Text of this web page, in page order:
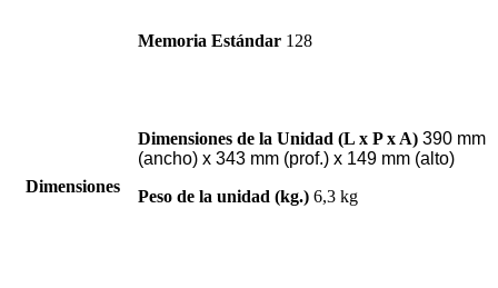
Memoria Estándar 128
Dimensiones
Dimensiones de la Unidad (L x P x A) 390 mm
(ancho) x 343 mm (prof.) x 149 mm (alto)
Peso de la unidad (kg.) 6,3 kg